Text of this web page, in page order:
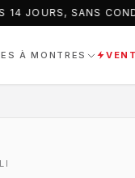
JOURS, SANS
À MONTRES